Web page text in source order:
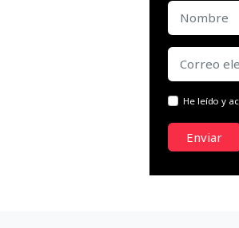
He leído y
Enviar